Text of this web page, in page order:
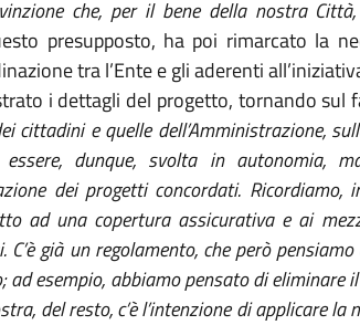
che, per il bene della nostra
presupposto, ha poi rimarcato la
tra l’Ente e gli aderenti
i dettagli del progetto, tornando sul
cittadini e quelle dell’Amministrazione,
dunque, svolta in autonomia,
dei progetti concordati. Ricordiamo,
ad una copertura assicurativa e ai
già un regolamento, che però
esempio, abbiamo pensato di eliminare
del resto, c’è l’intenzione di applicare